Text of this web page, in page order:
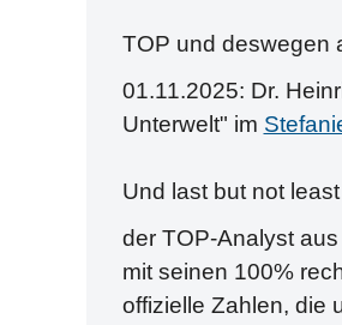
TOP und deswegen
01.11.2025: Dr.
Unterwelt" im
Und last but not
der TOP-Analyst
mit seinen 100%
offizielle Zahlen, die